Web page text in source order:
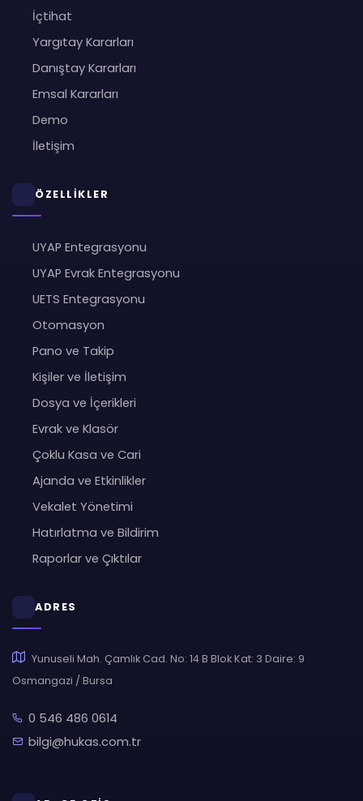
İçtihat
Yargıtay Kararları
Danıştay Kararları
Emsal Kararları
Demo
İletişim
ÖZELLİKLER
UYAP Entegrasyonu
UYAP Evrak Entegrasyonu
UETS Entegrasyonu
Otomasyon
Pano ve Takip
Kişiler ve İletişim
Dosya ve İçerikleri
Evrak ve Klasör
Çoklu Kasa ve Cari
Ajanda ve Etkinlikler
Vekalet Yönetimi
Hatırlatma ve Bildirim
Raporlar ve Çıktılar
ADRES
Yunuseli Mah. Çamlık Cad. No: 14 B Blok Kat: 3 Daire: 9
Osmangazi / Bursa
0 546 486 0614
bilgi@hukas.com.tr